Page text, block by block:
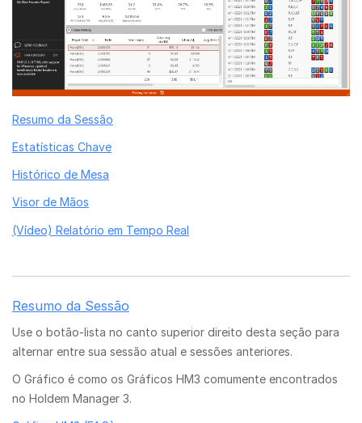
Resumo da Sessão
Estatísticas Chave
Histórico de Mesa
Visor de Mãos
(Vídeo) Relatório em Tempo Real
Resumo da Sessão
Use o botão-lista no canto superior direito desta seção para
alternar entre sua sessão atual e sessões anteriores.
O Gráfico é como os Gráficos HM3 comumente encontrados
no Holdem Manager 3.